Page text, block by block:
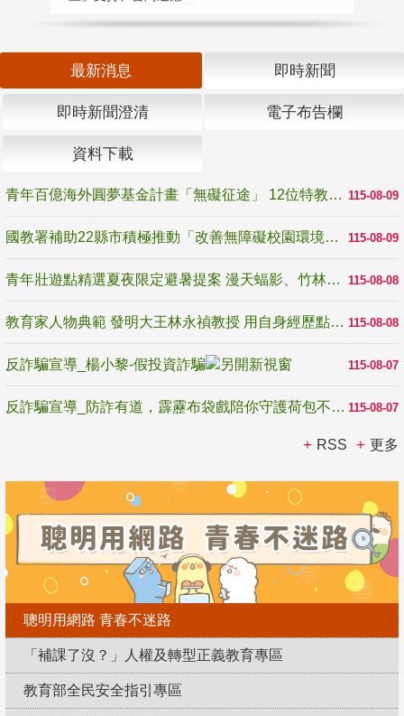
最新消息 即時新聞
即時新聞澄清 電子布告欄
資料下載
115-08-09
青年百億海外圓夢基金計畫「無礙征途」 12位特教與弱勢青年勇闖西班牙 跨越感官限制見證生命蛻變
115-08-09
國教署補助22縣市積極推動「改善無障礙校園環境計畫」 打造友善、安全、無礙學習空間
115-08-08
青年壯遊點精選夏夜限定避暑提案 漫天蝠影、竹林尋蛙、茶香夜觀 邀青年暮色出發
115-08-08
教育家人物典範 發明大王林永禎教授 用自身經歷點亮學生的路
115-08-07
反詐騙宣導_楊小黎-假投資詐騙
115-08-07
反詐騙宣導_防詐有道，霹靂布袋戲陪你守護荷包不受騙
RSS 更多
聰明用網路 青春不迷路
「補課了沒？」人權及轉型正義教育專區
教育部全民安全指引專區